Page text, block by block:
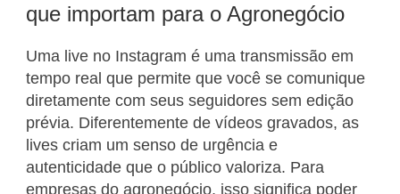
que importam para o Agronegócio
Uma live no Instagram é uma transmissão em
tempo real que permite que você se comunique
diretamente com seus seguidores sem edição
prévia. Diferentemente de vídeos gravados, as
lives criam um senso de urgência e
autenticidade que o público valoriza. Para
empresas do agronegócio, isso significa poder